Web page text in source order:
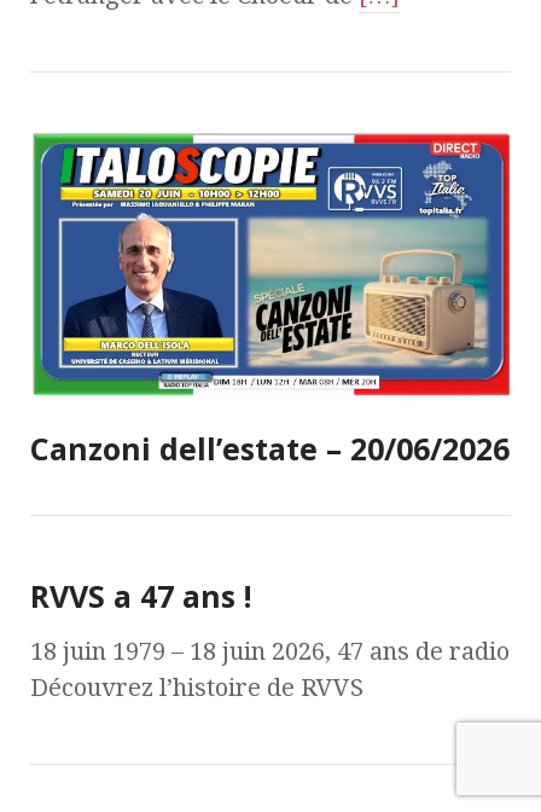
Canzoni dell’estate – 20/06/2026
RVVS a 47 ans !
18 juin 1979 – 18 juin 2026, 47 ans de radio
Découvrez l’histoire de RVVS